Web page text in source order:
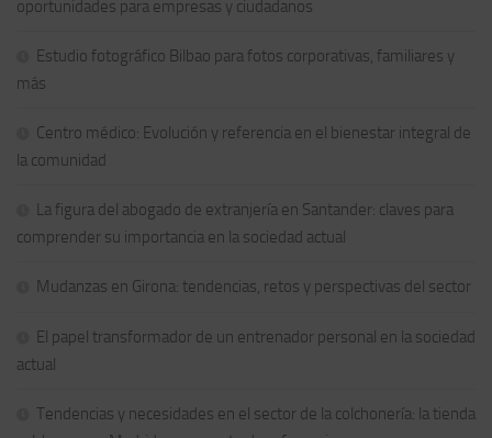
oportunidades para empresas y ciudadanos
Estudio fotográfico Bilbao para fotos corporativas, familiares y
más
Centro médico: Evolución y referencia en el bienestar integral de
la comunidad
La figura del abogado de extranjería en Santander: claves para
comprender su importancia en la sociedad actual
Mudanzas en Girona: tendencias, retos y perspectivas del sector
El papel transformador de un entrenador personal en la sociedad
actual
Tendencias y necesidades en el sector de la colchonería: la tienda